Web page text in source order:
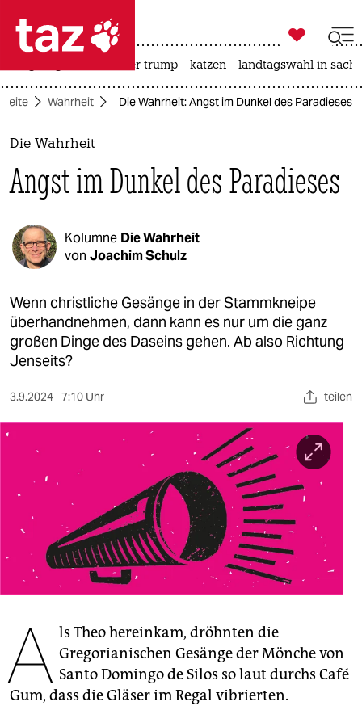
 taz zahl ich
taz zahl ich
themen
politik
öko
gesellschaft
kultur
sport
berlin
nord
wahrheit
verlag
veranstaltungen
shop
fragen & hilfe
unterstützen
abo
genossenschaft

taz zahl ich
usa unter trump katzen landtagswahl in
Wahrheit Die Wahrheit: Angst im Dunkel des Paradieses
Die Wahrheit
Angst im Dunkel des Paradieses
Kolumne Die Wahrheit
von Joachim Schulz
Wenn christliche Gesänge in der Stammkneipe
überhandnehmen, dann kann es nur um die ganz
großen Dinge des Daseins gehen. Ab also Richtung
Jenseits?
3.9.2024 7:10 Uhr teilen
A ls Theo hereinkam, dröhnten die
Gregorianischen Gesänge der Mönche von
Santo Domingo de Silos so laut durchs Café
Gum, dass die Gläser im Regal vibrierten.